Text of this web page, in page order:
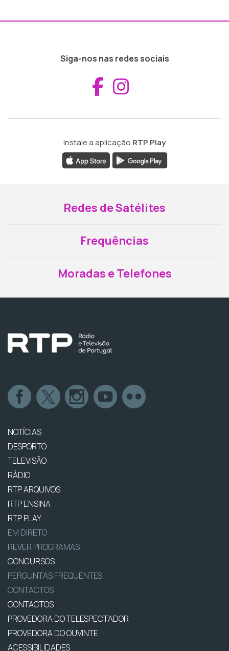
Siga-nos nas redes sociais
Aceder ao
Instale a aplicação RTP Play
Redes de Satélites
Frequências
Moradas e Telefones
NOTÍCIAS
DESPORTO
TELEVISÃO
RÁDIO
RTP ARQUIVOS
RTP ENSINA
RTP PLAY
EM DIRETO
REVER PROGRAMAS
CONCURSOS
PERGUNTAS FREQUENTES
CONTACTOS
CONTACTOS
PROVEDORA DO TELESPECTADOR
PROVEDORA DO OUVINTE
ACESSIBILIDADES